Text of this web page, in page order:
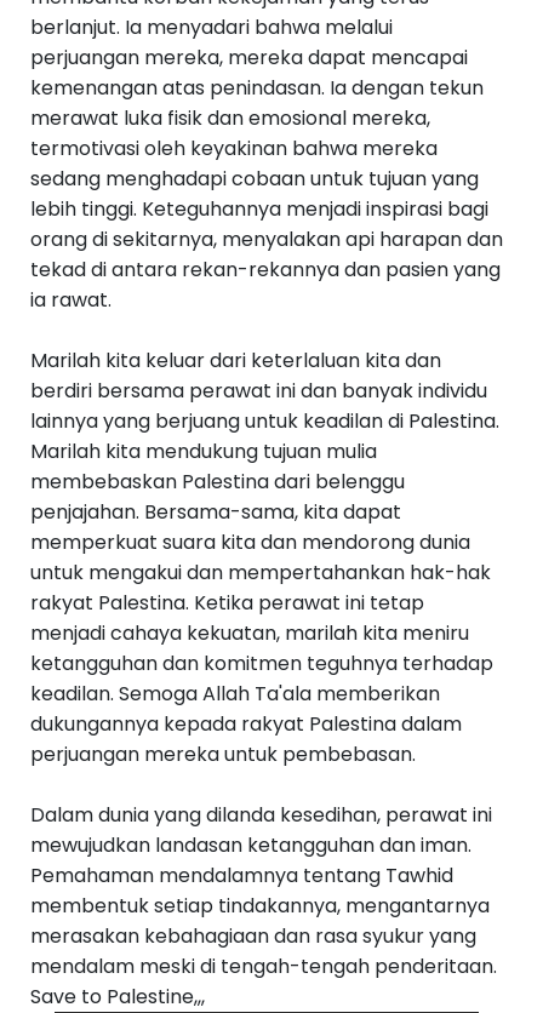
berlanjut. Ia menyadari bahwa melalui
perjuangan mereka, mereka dapat mencapai
kemenangan atas penindasan. Ia dengan tekun
merawat luka fisik dan emosional mereka,
termotivasi oleh keyakinan bahwa mereka
sedang menghadapi cobaan untuk tujuan yang
lebih tinggi. Keteguhannya menjadi inspirasi bagi
orang di sekitarnya, menyalakan api harapan dan
tekad di antara rekan-rekannya dan pasien yang
ia rawat.
Marilah kita keluar dari keterlaluan kita dan
berdiri bersama perawat ini dan banyak individu
lainnya yang berjuang untuk keadilan di Palestina.
Marilah kita mendukung tujuan mulia
membebaskan Palestina dari belenggu
penjajahan. Bersama-sama, kita dapat
memperkuat suara kita dan mendorong dunia
untuk mengakui dan mempertahankan hak-hak
rakyat Palestina. Ketika perawat ini tetap
menjadi cahaya kekuatan, marilah kita meniru
ketangguhan dan komitmen teguhnya terhadap
keadilan. Semoga Allah Ta'ala memberikan
dukungannya kepada rakyat Palestina dalam
perjuangan mereka untuk pembebasan.
Dalam dunia yang dilanda kesedihan, perawat ini
mewujudkan landasan ketangguhan dan iman.
Pemahaman mendalamnya tentang Tawhid
membentuk setiap tindakannya, mengantarnya
merasakan kebahagiaan dan rasa syukur yang
mendalam meski di tengah-tengah penderitaan.
Save to Palestine,,,